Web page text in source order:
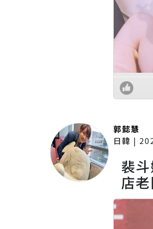
郭懿慧
日韓 |
裴
店